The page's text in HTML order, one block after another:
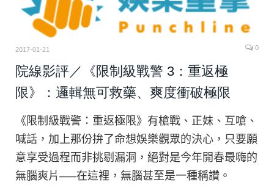
2017-01-21 0
院線影評／《限制級戰警 3：重返極
限》：邏輯無可救藥、爽度衝破極限
《限制級戰警：重返極限》有槍戰、正妹、互嗆、
喊話，加上那份拚了命想娛樂觀眾的決心，只要願
意享受過程而非挑剔漏洞，絕對是今年開春最嗨的
無腦爽片—–在這裡，無腦甚至是一種稱讚。